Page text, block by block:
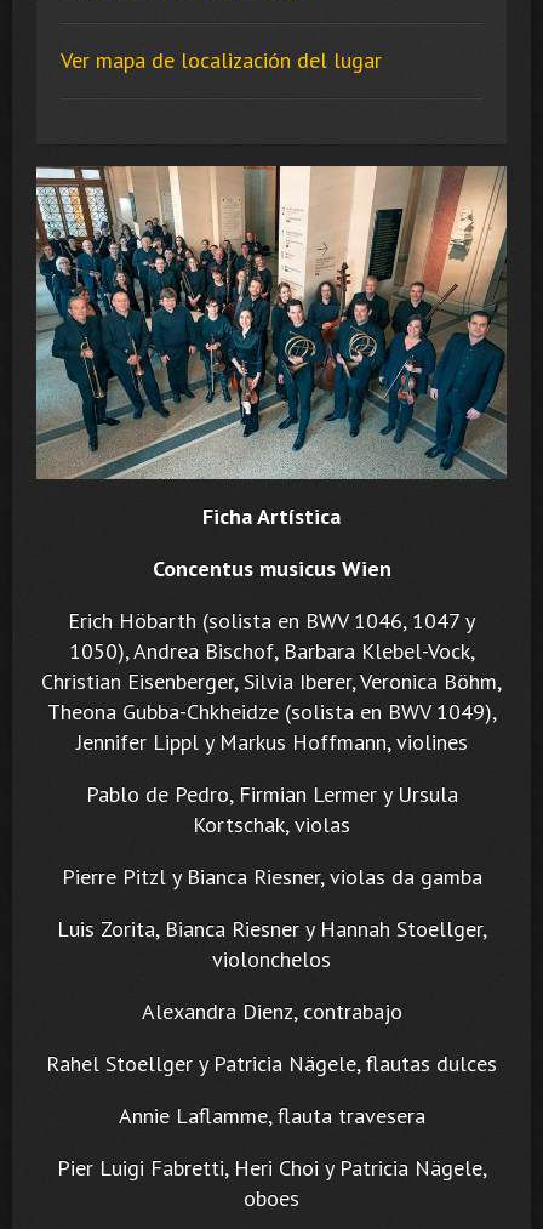
Ver mapa de localización del lugar
Ficha Artística
Concentus musicus Wien
Erich Höbarth (solista en BWV 1046, 1047 y
1050), Andrea Bischof, Barbara Klebel-Vock,
Christian Eisenberger, Silvia Iberer, Veronica Böhm,
Theona Gubba-Chkheidze (solista en BWV 1049),
Jennifer Lippl y Markus Hoffmann, violines
Pablo de Pedro, Firmian Lermer y Ursula
Kortschak, violas
Pierre Pitzl y Bianca Riesner, violas da gamba
Luis Zorita, Bianca Riesner y Hannah Stoellger,
violonchelos
Alexandra Dienz, contrabajo
Rahel Stoellger y Patricia Nägele, flautas dulces
Annie Laflamme, flauta travesera
Pier Luigi Fabretti, Heri Choi y Patricia Nägele,
oboes